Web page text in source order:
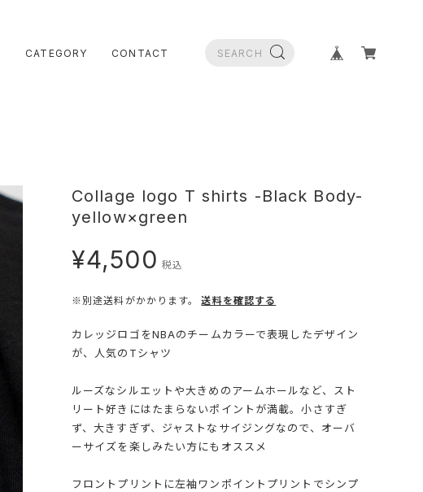
CATEGORY CONTACT
Collage logo T shirts -Black Body-
yellow×green
¥4,500 税込
※別途送料がかかります。 送料を確認する
カレッジロゴをNBAのチームカラーで表現したデザイン
が、人気のTシャツ
ルーズなシルエットや大きめのアームホールなど、スト
リート好きにはたまらないポイントが満載。小さすぎ
ず、大きすぎず、ジャストなサイジングなので、オーバ
ーサイズを楽しみたい方にもオススメ
フロントプリントに左袖ワンポイントプリントでシンプ